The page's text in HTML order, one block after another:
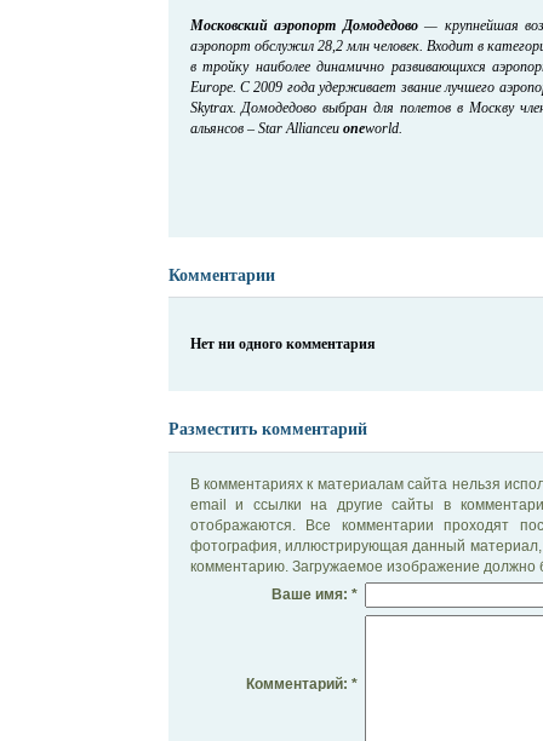
Московский аэропорт Домодедово— крупнейшая
аэропорт обслужил 28,2 млн человек. Входит в
в тройку наиболее динамично развивающихся
Europe. С 2009 года удерживает звание лучшего
Skytrax. Домодедово выбран для полетов в Москву
альянсов – Star Allianceиoneworld.
Комментарии
Нет ни одного комментария
Разместить комментарий
В комментариях к материалам сайта нельзя
email и ссылки на другие сайты в
отображаются. Все комментарии проходят
фотография, иллюстрирующая данный материал,
комментарию. Загружаемое изображение должно
Ваше имя: *
Комментарий: *